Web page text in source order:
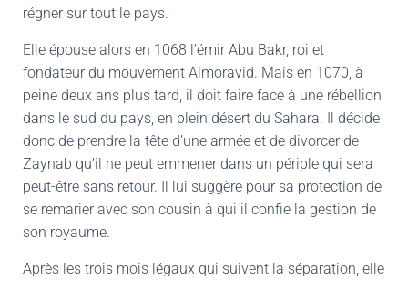
régner sur tout le pays.
Elle épouse alors en 1068 l’émir Abu Bakr, roi et
fondateur du mouvement Almoravid. Mais en 1070, à
peine deux ans plus tard, il doit faire face à une rébellion
dans le sud du pays, en plein désert du Sahara. Il décide
donc de prendre la tête d’une armée et de divorcer de
Zaynab qu’il ne peut emmener dans un périple qui sera
peut-être sans retour. Il lui suggère pour sa protection de
se remarier avec son cousin à qui il confie la gestion de
son royaume.
Après les trois mois légaux qui suivent la séparation, elle